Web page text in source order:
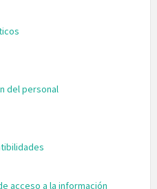
del personal
acceso a la información